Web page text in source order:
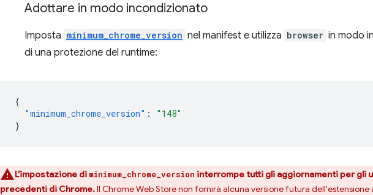
Adottare in modo incondizionato
Imposta minimum_chrome_version nel manifest e utilizza browser in modo
di una protezione del runtime:
{
"minimum_chrome_version" :
"148"
}
L'impostazione di minimum_chrome_version interrompe tutti gli aggiornamenti per gli
precedenti di Chrome.Il Chrome Web Store non fornirà alcuna versione futura